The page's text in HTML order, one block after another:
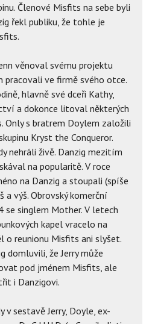
Členové Misfits na sebe byli
řekl publiku, že tohle je
věnoval svému projektu
pracovali ve firmě svého otce.
hlavně své dceři Kathy,
a dokonce litoval některých
Only s bratrem Doylem založili
Kryst the Conqueror.
nehráli živě. Danzig mezitím
na popularitě. V roce
na Danzig a stoupali (spíše
výš. Obrovský komerční
se singlem Mother. V letech
kapel vracelo na
o reunionu Misfits ani slyšet.
domluvili, že Jerry může
pod jménem Misfits, ale
i Danzigovi.
v sestavě Jerry, Doyle, ex-